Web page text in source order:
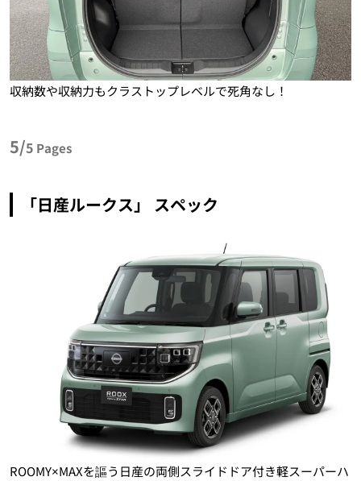
収納数や収納力もクラストップレベルで死角なし！
5/5 Pages
「日産ルークス」 スペック
ROOMY×MAXを謳う日産の両側スライドドア付き軽スーパーハ